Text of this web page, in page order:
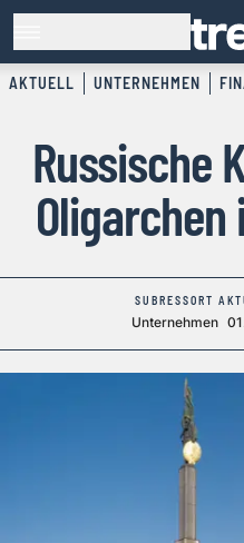
AKTUELL UNTERNEHMEN
Russische
SUBRESSORT
Unternehmen